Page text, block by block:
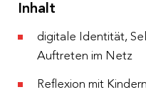
Inhalt
digitale Identität,
Auftreten im Netz
Reflexion mit